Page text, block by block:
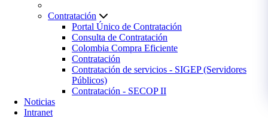
Contratación
Portal Único de Contratación
Consulta de Contratación
Colombia Compra Eficiente
Contratación
Contratación de servicios - SIGEP (Servidores
Públicos)
Contratación - SECOP II
Noticias
Intranet